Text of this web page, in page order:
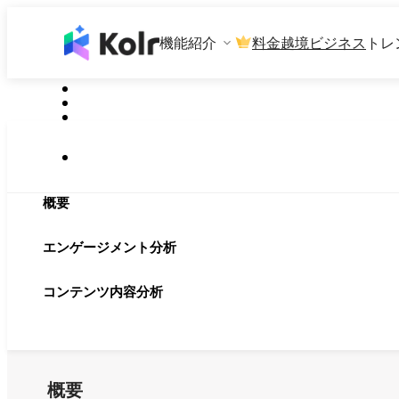
機能紹介 料金越境ビジネス ト
概要
エンゲージメント分析
コンテンツ内容分析
概要